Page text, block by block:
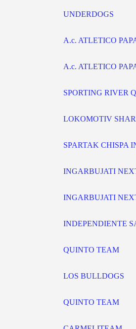
UNDERDOGS
A.c. ATLETICO
A.c. ATLETICO
SPORTING RIVER
LOKOMOTIV
SPARTAK CHISPA
INGARBUJATI
INGARBUJATI
INDEPENDIENTE
QUINTO TEAM
LOS BULLDOGS
QUINTO TEAM